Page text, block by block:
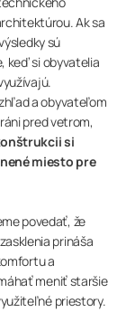
Ak sa
sú
keď si obyvatelia
a obyvateľom
pred vetrom,
si
miesto pre
povedať, že
prináša
a
meniť staršie
priestory.